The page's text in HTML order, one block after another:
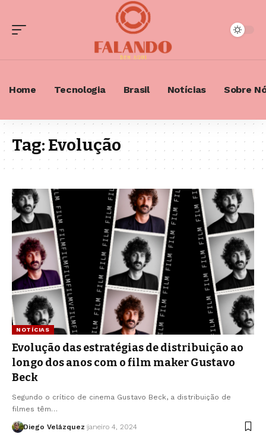
Home Tecnologia Brasil Notícias Sobre
Tag:Evolução
NOTÍCIAS
Evolução das estratégias de distribuição ao
longo dos anos com o film maker Gustavo
Beck
Segundo o crítico de cinema Gustavo Beck, a distribuição de
filmes têm…
Diego Velázquez janeiro 4, 2024